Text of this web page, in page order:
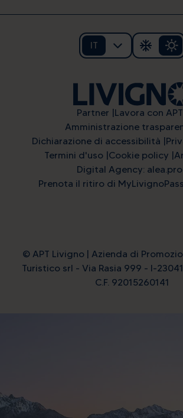
IT
Partner Lavora con APT
Amministrazione
Dichiarazione di accessibilità
Termini d'uso Cookie policy
Digital Agency: alea.pro
Prenota il ritiro di
© APT Livigno | Azienda di
Turistico srl - Via Rasia 999 - I-
C.F. 92015260141